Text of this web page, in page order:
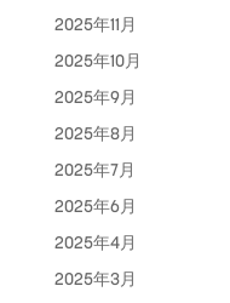
2025年11月
2025年10月
2025年9月
2025年8月
2025年7月
2025年6月
2025年4月
2025年3月